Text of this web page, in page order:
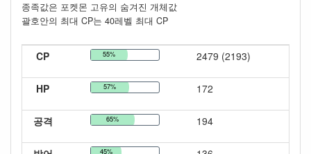
종족값은 포켓몬 고유의 숨겨진 개체값
괄호안의 최대 CP는 40레벨 최대 CP
CP 55% 2479 (2193)
HP 57% 172
공격 65% 194
45%